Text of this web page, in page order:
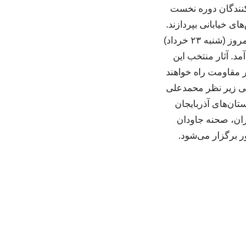
دوره نخست
خیابانی بپردازند.
آثار تولیدشده توسط این گروه‌ها طی روزهای جمعه ۲۲ خرداد در پارک بعثت میزبان مخاطبان بودند و امروز (شنبه ۲۳ خرداد)
آمد. آثار منتخب این
مقاومت راه خواهند
زیر نظر محمدعلی
آذربایجان
صحنه جاودان
تا نیمه اول سال ۱۴۰۵ در سراسر کشور برگزار می‌شود.